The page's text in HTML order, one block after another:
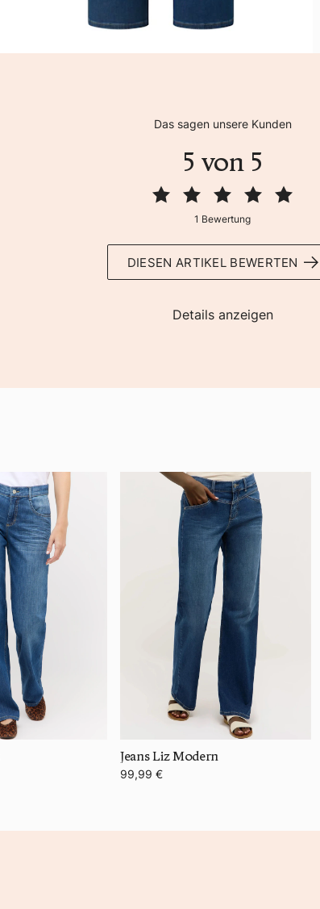
Das sagen unsere Kunden
5 von 5
1 Bewertung
DIESEN ARTIKEL BEWERTEN
Details anzeigen
Jeans Liz Modern
99,99 €